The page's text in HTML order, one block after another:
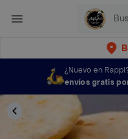
¿Nuevo en
envíos gratis